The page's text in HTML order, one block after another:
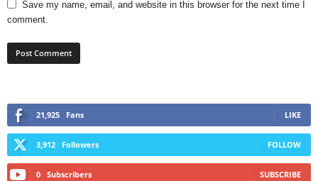
Save my name, email, and website in this browser for the next time I
comment.
21,925 Fans LIKE
3,912 Followers FOLLOW
0 Subscribers SUBSCRIBE